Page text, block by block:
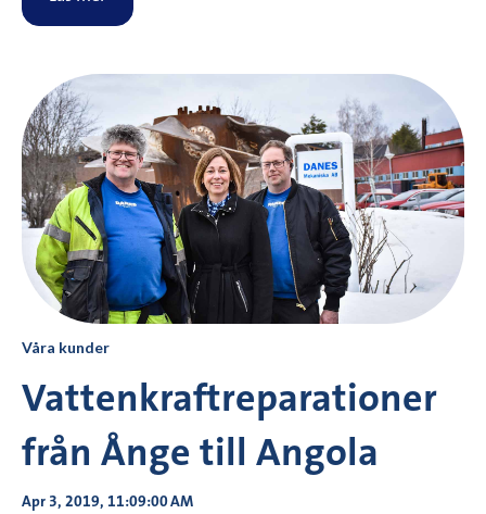
Våra kunder
Vattenkraftreparationer
från Ånge till Angola
Apr 3, 2019, 11:09:00 AM